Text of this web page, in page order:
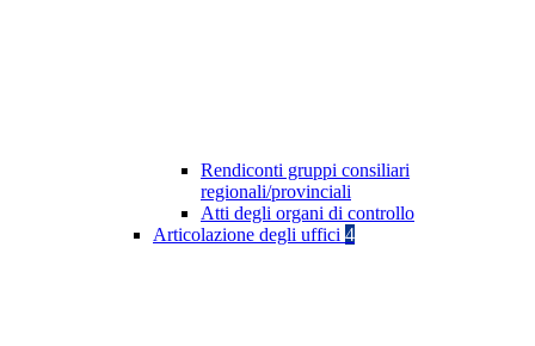
Rendiconti gruppi consiliari
regionali/provinciali
Atti degli organi di controllo
Articolazione degli uffici 4